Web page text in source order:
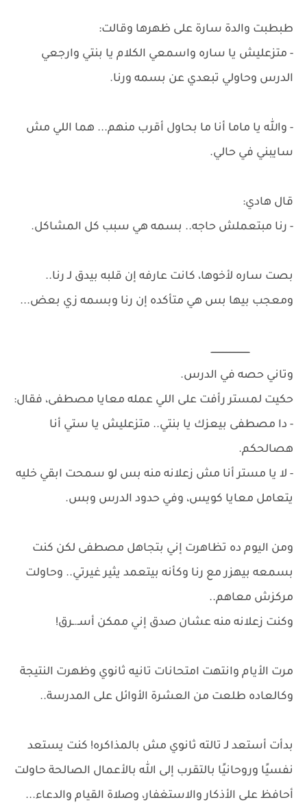
طبطبت والدة سارة على ظهرها وقالت:
- متزعليش يا ساره واسمعي الكلام يا بنتي وارجعي
الدرس وحاولي تبعدي عن بسمه ورنا.
- والله يا ماما أنا ما بحاول أقرب منهم... هما اللي مش
سايبني في حالي.
قال هادي:
- رنا مبتعملش حاجه.. بسمه هي سبب كل المشاكل.
بصت ساره لأخوها، كانت عارفه إن قلبه بيدق لـ رنا..
ومعجب بيها بس هي متأكده إن رنا وبسمه زي بعض...
ــــــــــــــــــــــــــــ
وتاني حصه في الدرس.
حكيت لمستر رأفت على اللي عمله معايا مصطفى، فقال:
- دا مصطفى بيعزك يا بنتي.. متزعليش يا ستي أنا
هصالحكم.
- لا يا مستر أنا مش زعلانه منه بس لو سمحت ابقي خليه
يتعامل معايا كويس، وفي حدود الدرس وبس.
ومن اليوم ده تظاهرت إني بتجاهل مصطفى لكن كنت
بسمعه بيهزر مع رنا وكأنه بيتعمد يثير غيرتي.. وحاولت
مركزش معاهم..
وكنت زعلانه منه عشان صدق إني ممكن أسـ.ـرق!
مرت الأيام وانتهت امتحانات تانيه ثانوي وظهرت النتيجة
وكالعاده طلعت من العشرة الأوائل على المدرسة..
بدأت أستعد لـ تالته ثانوي مش بالمذاكره! كنت يستعد
نفسيًا وروحانيًا بالتقرب إلى الله بالأعمال الصالحة حاولت
أحافظ على الأذكار والاستغفار، وصلاة القيام والدعاء...